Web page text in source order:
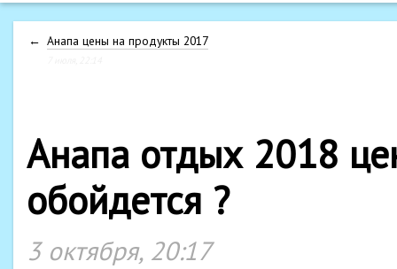
← Анапа цены на продукты 2017
Анапа отдых 2018
обойдется ?
3 октября, 20:17